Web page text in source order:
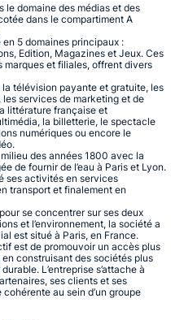
le domaine des médias et des
dans le compartiment A
5 domaines principaux :
Edition, Magazines et Jeux. Ces
marques et filiales, offrent divers
télévision payante et gratuite, les
services de marketing et de
littérature française et
la billetterie, le spectacle
numériques ou encore le
des années 1800 avec la
de fournir de l’eau à Paris et Lyon.
ses activités en services
transport et finalement en
se concentrer sur ses deux
et l’environnement, la société a
est situé à Paris, en France.
est de promouvoir un accès plus
construisant des sociétés plus
L’entreprise s’attache à
ses clients et ses
au sein d’un groupe